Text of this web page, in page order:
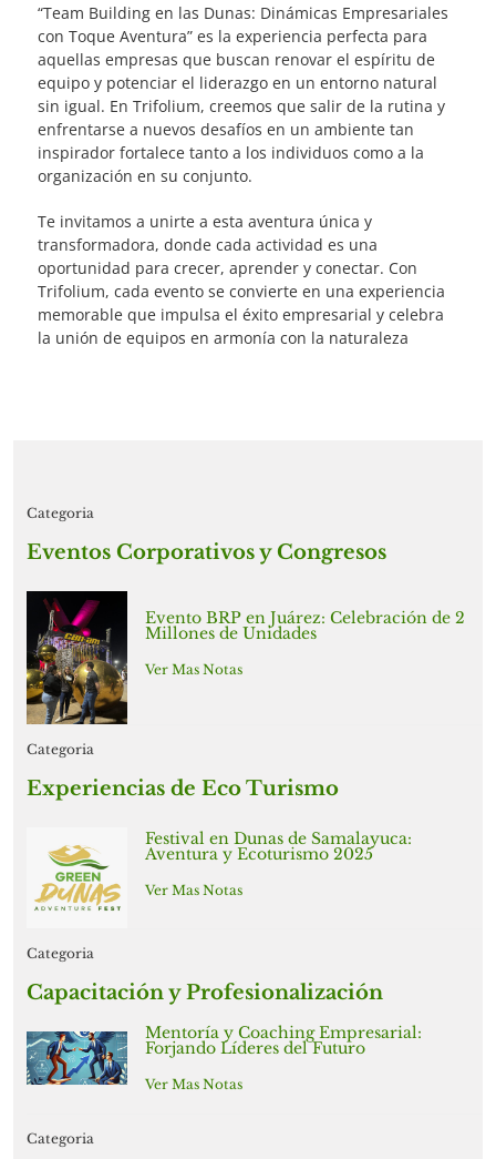
“Team Building en las Dunas: Dinámicas Empresariales
con Toque Aventura” es la experiencia perfecta para
aquellas empresas que buscan renovar el espíritu de
equipo y potenciar el liderazgo en un entorno natural
sin igual. En Trifolium, creemos que salir de la rutina y
enfrentarse a nuevos desafíos en un ambiente tan
inspirador fortalece tanto a los individuos como a la
organización en su conjunto.
Te invitamos a unirte a esta aventura única y
transformadora, donde cada actividad es una
oportunidad para crecer, aprender y conectar. Con
Trifolium, cada evento se convierte en una experiencia
memorable que impulsa el éxito empresarial y celebra
la unión de equipos en armonía con la naturaleza
Categoria
Eventos Corporativos y Congresos
Evento BRP en Juárez: Celebración de 2
Millones de Unidades
Ver Mas Notas
Categoria
Experiencias de Eco Turismo
Festival en Dunas de Samalayuca:
Aventura y Ecoturismo 2025
Ver Mas Notas
Categoria
Capacitación y Profesionalización
Mentoría y Coaching Empresarial:
Forjando Líderes del Futuro
Ver Mas Notas
Categoria